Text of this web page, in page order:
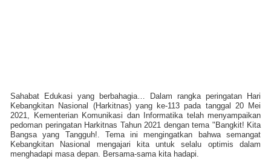
Sahabat Edukasi yang berbahagia… Dalam rangka peringatan Hari
Kebangkitan Nasional (Harkitnas) yang ke-113 pada tanggal 20 Mei
2021, Kementerian Komunikasi dan Informatika telah menyampaikan
pedoman peringatan Harkitnas Tahun 2021 dengan tema "Bangkit! Kita
Bangsa yang Tangguh!. Tema ini mengingatkan bahwa semangat
Kebangkitan Nasional mengajari kita untuk selalu optimis dalam
menghadapi masa depan. Bersama-sama kita hadapi.